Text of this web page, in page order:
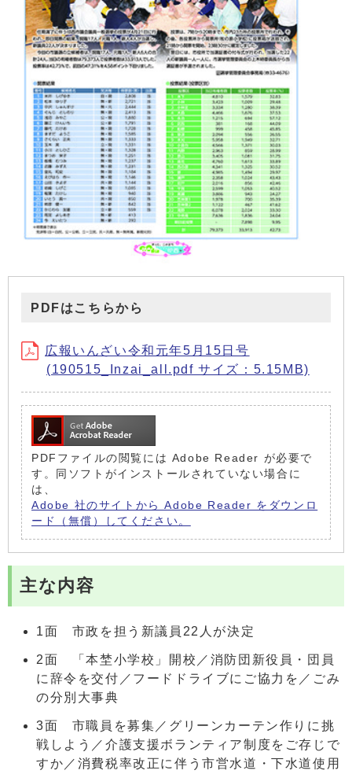
PDFはこちらから
広報いんざい令和元年5月15日号
(190515_Inzai_all.pdf サイズ：5.15MB)
PDFファイルの閲覧には Adobe Reader が必要で
す。同ソフトがインストールされていない場合に
は、
Adobe 社のサイトから Adobe Reader をダウンロ
ード（無償）してください。
主な内容
1面 市政を担う新議員22人が決定
2面 「本埜小学校」開校／消防団新役員・団員
に辞令を交付／フードドライブにご協力を／ごみ
の分別大事典
3面 市職員を募集／グリーンカーテン作りに挑
戦しよう／介護支援ボランティア制度をご存じで
すか／消費税率改正に伴う市営水道・下水道使用